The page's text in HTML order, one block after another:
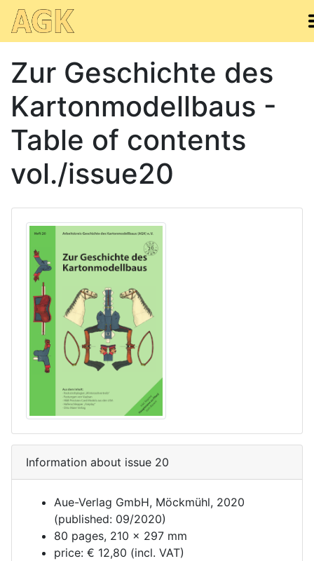
Zur Geschichte des
Kartonmodellbaus -
Table of contents
vol./issue20
Information about issue 20
Aue-Verlag GmbH, Möckmühl, 2020
(published: 09/2020)
80 pages, 210 x 297 mm
price: € 12,80 (incl. VAT)